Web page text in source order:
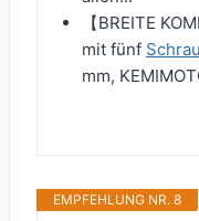
【BREITE
mit fünf
mm,
EMPFEHLUNG NR. 8